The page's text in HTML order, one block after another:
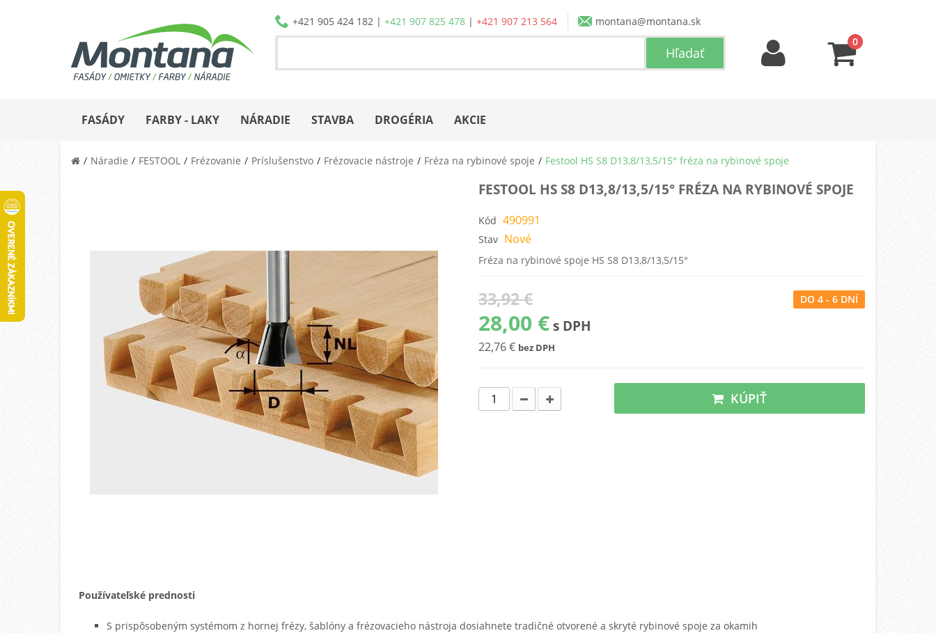
+421 905 424 182| +421 907 825 478| +421 907 213 564
montana@montana.sk
0
FASÁDY FARBY - LAKY NÁRADIE STAVBA DROGÉRIA AKCIE
Náradie FESTOOL Frézovanie Príslušenstvo Frézovacie nástroje Fréza na rybinové spoje Festool HS S8 D13,8/13,5/15° fréza na rybinové spoje
FESTOOL HS S8 D13,8/13,5/15° FRÉZA NA RYBINOVÉ SPOJE
Kód 490991
Stav Nové
Fréza na rybinové spoje HS S8 D13,8/13,5/15°
33,92 €
28,00 € s DPH
22,76 € bez DPH
DO 4 - 6 DNÍ
KÚPIŤ
Používateľské prednosti
S prispôsobeným systémom z hornej frézy, šablóny a frézovacieho nástroja dosiahnete tradičné otvorené a skryté rybinové spoje za okamih